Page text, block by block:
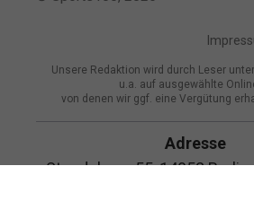
Unsere Redaktion wird durch Leser
u.a. auf ausgewählte
von denen wir ggf. eine Vergütung
Adresse
Stendelweg 55, 14052